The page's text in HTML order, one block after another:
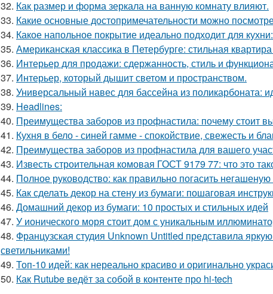
32. Как размер и форма зеркала на ванную комнату влияют.
33. Какие основные достопримечательности можно
34. Какое напольное покрытие идеально подходит для
35. Американская классика в Петербурге: стильная
36. Интерьер для продажи: сдержанность, стиль и
37. Интерьер, который дышит светом и пространством.
38. Универсальный навес для бассейна из поликарбоната:
39. Headlines:
40. Преимущества заборов из профнастила: почему стоит
41. Кухня в бело - синей гамме - спокойствие, свежесть и
42. Преимущества заборов из профнастила для вашего
43. Известь строительная комовая ГОСТ 9179 77: что это
44. Полное руководство: как правильно погасить негашеную
45. Как сделать декор на стену из бумаги: пошаговая
46. Домашний декор из бумаги: 10 простых и стильных идей
47. У ионического моря стоит дом с уникальным
48. Французская студия Unknown Untitled представила
светильниками!
49. Топ-10 идей: как нереально красиво и оригинально
50. Как Rutube ведёт за собой в контенте про hi-tech